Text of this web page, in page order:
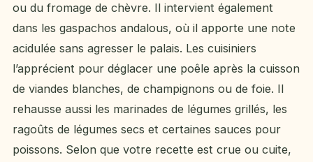
ou du fromage de chèvre. Il intervient également
dans les gaspachos andalous, où il apporte une note
acidulée sans agresser le palais. Les cuisiniers
l’apprécient pour déglacer une poêle après la cuisson
de viandes blanches, de champignons ou de foie. Il
rehausse aussi les marinades de légumes grillés, les
ragoûts de légumes secs et certaines sauces pour
poissons. Selon que votre recette est crue ou cuite,